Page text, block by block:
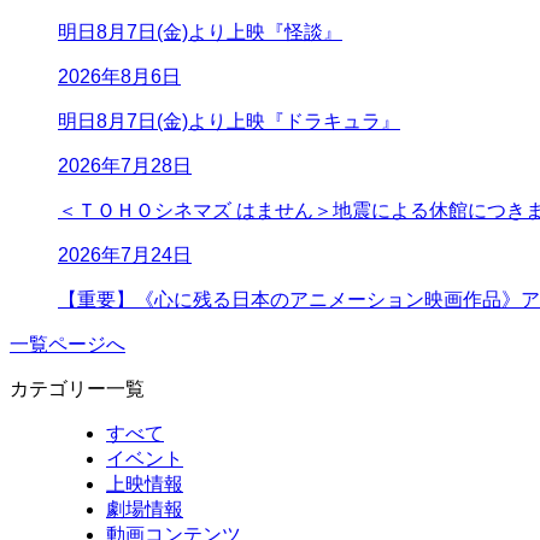
明日8月7日(金)より上映『怪談』
2026年8月6日
明日8月7日(金)より上映『ドラキュラ』
2026年7月28日
＜ＴＯＨＯシネマズ はません＞地震による休館につき
2026年7月24日
【重要】《心に残る日本のアニメーション映画作品》
一覧ページへ
カテゴリー一覧
すべて
イベント
上映情報
劇場情報
動画コンテンツ